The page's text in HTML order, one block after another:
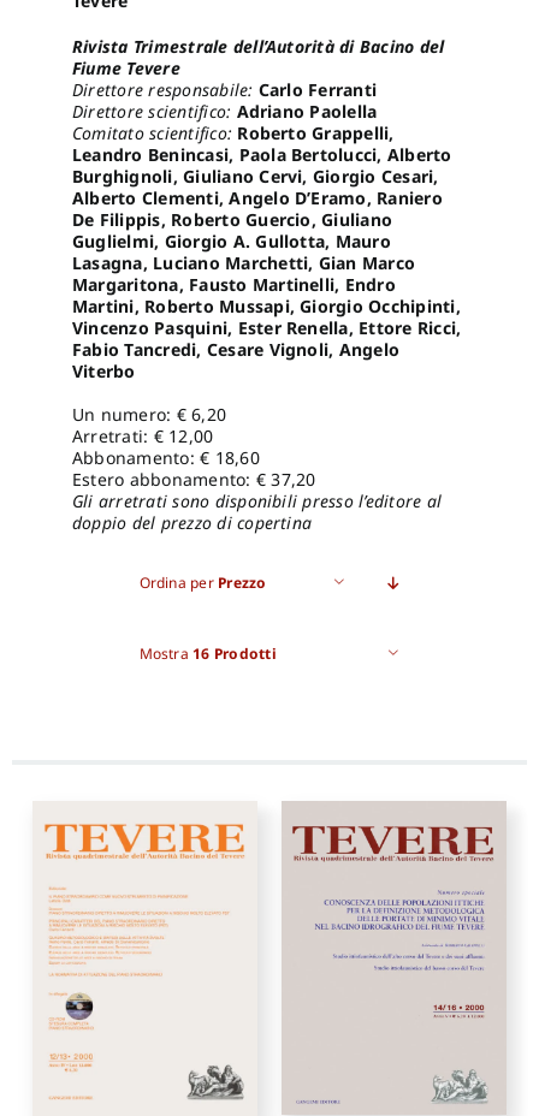
Rivista Trimestrale dell’Autorità di Bacino del
Fiume Tevere
Direttore responsabile: Carlo Ferranti
Direttore scientifico: Adriano Paolella
Comitato scientifico: Roberto Grappelli,
Leandro Benincasi, Paola Bertolucci, Alberto
Burghignoli, Giuliano Cervi, Giorgio Cesari,
Alberto Clementi, Angelo D’Eramo, Raniero
De Filippis, Roberto Guercio, Giuliano
Guglielmi, Giorgio A. Gullotta, Mauro
Lasagna, Luciano Marchetti, Gian Marco
Margaritona, Fausto Martinelli, Endro
Martini, Roberto Mussapi, Giorgio Occhipinti,
Vincenzo Pasquini, Ester Renella, Ettore Ricci,
Fabio Tancredi, Cesare Vignoli, Angelo
Viterbo
Un numero: € 6,20
Arretrati: € 12,00
Abbonamento: € 18,60
Estero abbonamento: € 37,20
Gli arretrati sono disponibili presso l’editore al
doppio del prezzo di copertina
Ordina per Prezzo
Mostra 16 Prodotti